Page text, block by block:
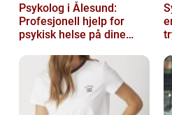
Psykolog i Ålesund:
Profesjonell hjelp for
psykisk helse på dine